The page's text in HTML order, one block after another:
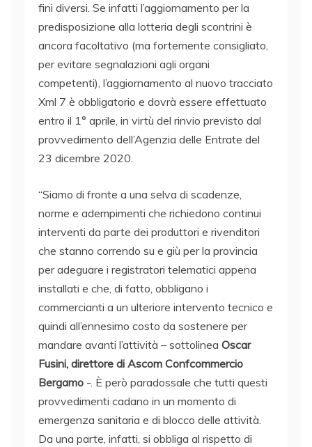
fini diversi. Se infatti l’aggiornamento per la
predisposizione alla lotteria degli scontrini è
ancora facoltativo (ma fortemente consigliato,
per evitare segnalazioni agli organi
competenti), l’aggiornamento al nuovo tracciato
Xml 7 è obbligatorio e dovrà essere effettuato
entro il 1° aprile, in virtù del rinvio previsto dal
provvedimento dell’Agenzia delle Entrate del
23 dicembre 2020.
“Siamo di fronte a una selva di scadenze,
norme e adempimenti che richiedono continui
interventi da parte dei produttori e rivenditori
che stanno correndo su e giù per la provincia
per adeguare i registratori telematici appena
installati e che, di fatto, obbligano i
commercianti a un ulteriore intervento tecnico e
quindi all’ennesimo costo da sostenere per
mandare avanti l’attività – sottolinea Oscar
Fusini, direttore di Ascom Confcommercio
Bergamo -. È però paradossale che tutti questi
provvedimenti cadano in un momento di
emergenza sanitaria e di blocco delle attività.
Da una parte, infatti, si obbliga al rispetto di